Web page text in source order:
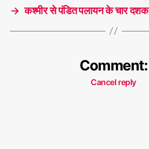
→ कश्मीर से पंडित पलायन के चार दशक
Comment:
Cancel reply